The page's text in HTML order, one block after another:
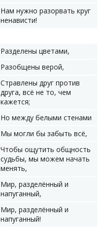
Нам нужно разорвать круг
ненависти!
Разделены цветами,
Разобщены верой,
Стравлены друг против
друга, всё не то, чем
кажется;
Но между белыми стенами
Мы могли бы забыть всё,
Чтобы ощутить общность
судьбы, мы можем начать
менять,
Мир, разделённый и
напуганный,
Мир, разделённый и
напуганный!